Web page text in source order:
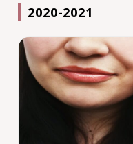
2020-2021